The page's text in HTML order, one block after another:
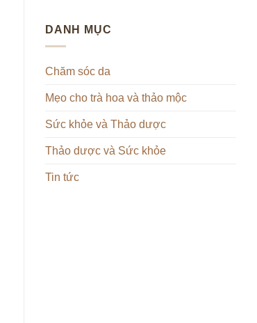
DANH MỤC
Chăm sóc da
Mẹo cho trà hoa và thảo mộc
Sức khỏe và Thảo dược
Thảo dược và Sức khỏe
Tin tức